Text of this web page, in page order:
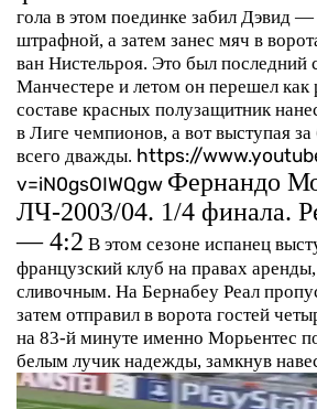
гола в этом поединке забил Дэвид —
штрафной, а затем занес мяч в
ван Нистельроя. Это был последний
Манчестере и летом он перешел как
составе красных полузащитник
в Лиге чемпионов, а вот выступая за
всего дважды. https://
v=iN0gsOIWQgw Фернандо
ЛЧ-2003/04. 1/4 финала.
— 4:2 В этом сезоне испанец
французский клуб на правах
сливочным. На Бернабеу Реал
затем отправил в ворота гостей
на 83-й минуте именно Морьентес
белым лучик надежды, замкнув